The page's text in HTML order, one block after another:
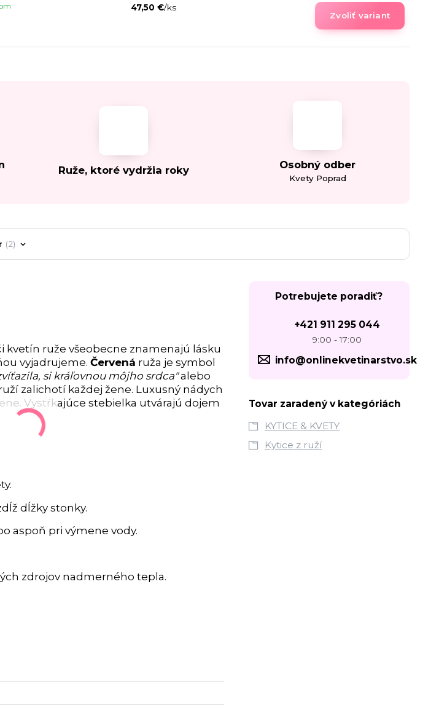
47,50 €/ks
Zvoliť variant
Ruže, ktoré vydržia roky Osobný odber
Kvety Poprad
2
kvetín ruže všeobecne znamenajú lásku
vyjadrujeme. Červená ruža je symbol
si kráľovnou môjho srdca"alebo
zalichotí každej žene. Luxusný nádych
Vystŕkajúce stebielka utvárajú dojem
dĺžky stonky.
aspoň pri výmene vody.
zdrojov nadmerného tepla.
Potrebujete poradiť?
+421 911 295 044
9:00 - 17:00
info@onlinekvetinarstvo.sk
Tovar zaradený v kategóriách
KYTICE & KVETY
Kytice z ruží